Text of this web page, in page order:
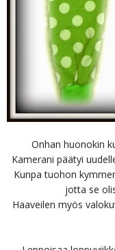
Onhan huonokin
Kamerani päätyi
Kunpa tuohon
jotta se
Haaveilen myös